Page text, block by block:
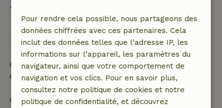
Voir tout
Durabilité
Matériaux d'isolation naturelle
Construit avec des matériaux de construction
naturels
Inventaire durable
Pour rendre cela possible, nous partageons des
données chiffrées avec ces partenaires. Cela
inclut des données telles que l’adresse IP, les
informations sur l’appareil, les paramètres du
navigateur, ainsi que votre comportement de
navigation et vos clics. Pour en savoir plus,
consultez notre politique de cookies et notre
politique de confidentialité, et découvrez